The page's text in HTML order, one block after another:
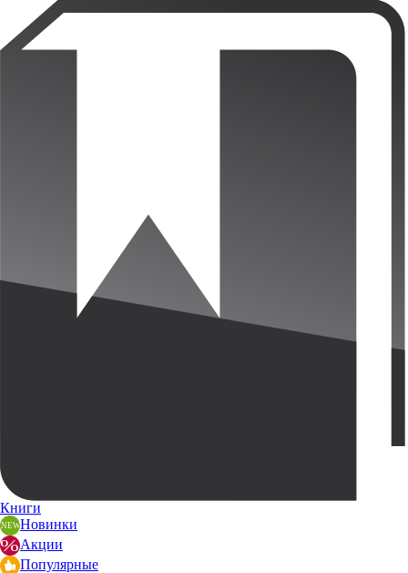
Книги
Новинки
Акции
Популярные